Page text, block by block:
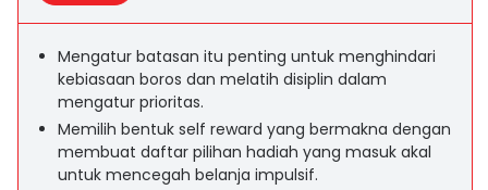
Mengatur batasan itu penting untuk menghindari
kebiasaan boros dan melatih disiplin dalam
mengatur prioritas.
Memilih bentuk self reward yang bermakna dengan
membuat daftar pilihan hadiah yang masuk akal
untuk mencegah belanja impulsif.